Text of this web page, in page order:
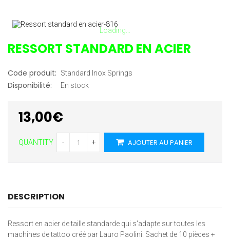
Loading...
RESSORT STANDARD EN ACIER
Code produit: Standard Inox Springs
Disponibilité: En stock
13,00€
QUANTITY - + AJOUTER AU PANIER
DESCRIPTION
Ressort en acier de taille standarde qui s'adapte sur toutes les
machines de tattoo créé par Lauro Paolini. Sachet de 10 pièces +